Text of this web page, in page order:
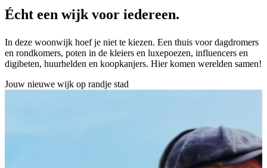
Écht een wijk voor iedereen.
In deze woonwijk hoef je niet te kiezen. Een thuis voor dagdromers
en rondkomers, poten in de kleiers en luxepoezen, influencers en
digibeten, huurhelden en koopkanjers. Hier komen werelden samen!
Jouw nieuwe wijk op randje stad